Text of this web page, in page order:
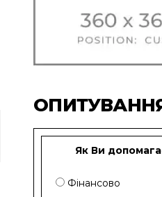
Як Ви
Фінансово